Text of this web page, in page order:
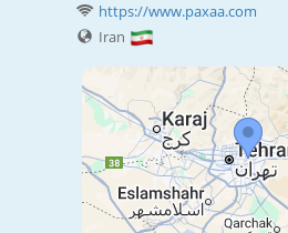
https://www.paxaa.com
Iran